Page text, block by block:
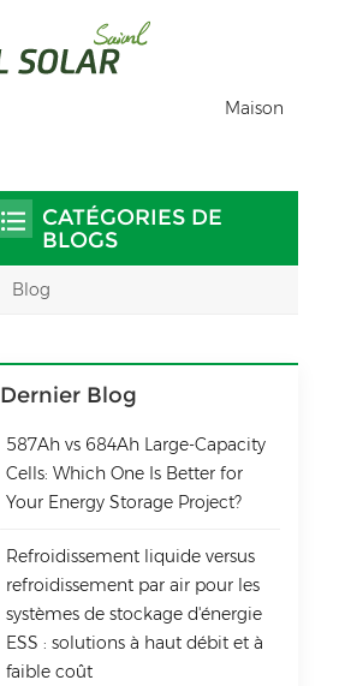
Maison
CATÉGORIES DE
BLOGS
Blog
Dernier Blog
587Ah vs 684Ah Large‑Capacity
Cells: Which One Is Better for
Your Energy Storage Project?
Refroidissement liquide versus
refroidissement par air pour les
systèmes de stockage d'énergie
ESS : solutions à haut débit et à
faible coût